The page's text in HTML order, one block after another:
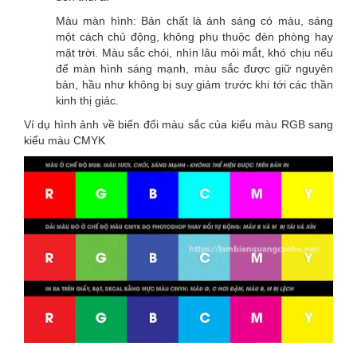
Màu màn hình: Bản chất là ánh sáng có màu, sáng
một cách chủ động, không phụ thuộc đèn phòng hay
mặt trời. Màu sắc chói, nhìn lâu mỏi mắt, khó chịu nếu
để màn hình sáng mạnh, màu sắc được giữ nguyên
bản, hầu như không bị suy giảm trước khi tới các thần
kinh thị giác.
Ví dụ hình ảnh về biến đổi màu sắc của kiểu màu RGB sang
kiểu màu CMYK